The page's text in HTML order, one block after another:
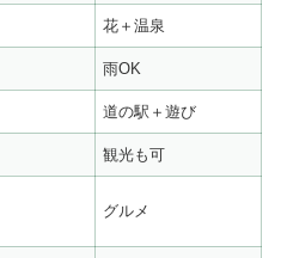
花＋温泉
雨OK
道の駅＋遊び
観光も可
グルメ